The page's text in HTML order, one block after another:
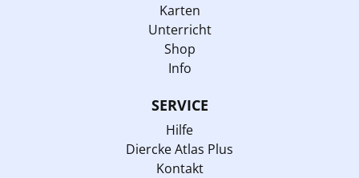
Karten
Unterricht
Shop
Info
SERVICE
Hilfe
Diercke Atlas Plus
Kontakt